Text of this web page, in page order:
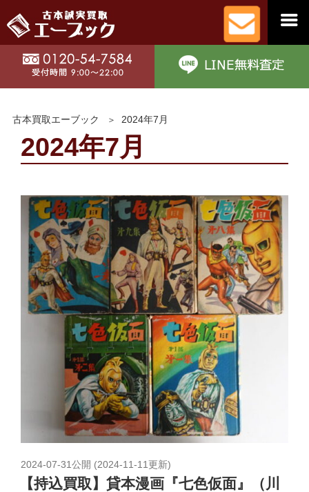
古本買取エーブック 2024年7月
2024年7月
2024-07-31公開 (2024-11-11更新)
【持込買取】貸本漫画『七色仮面』（川